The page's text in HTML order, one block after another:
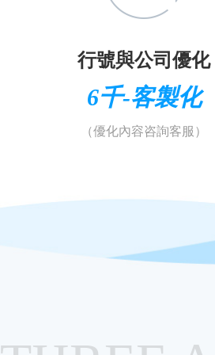
行號與公司優化
6千-客製化
（優化內容咨詢客服）